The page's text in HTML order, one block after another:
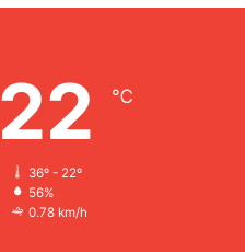
22 ℃
36º - 22º
56%
0.78 km/h